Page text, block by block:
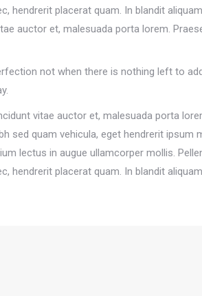
hendrerit placerat quam. In blandit
auctor et, malesuada porta lorem.
not when there is nothing left to
vitae auctor et, malesuada porta
sed quam vehicula, eget hendrerit
lectus in augue ullamcorper mollis.
hendrerit placerat quam. In blandit